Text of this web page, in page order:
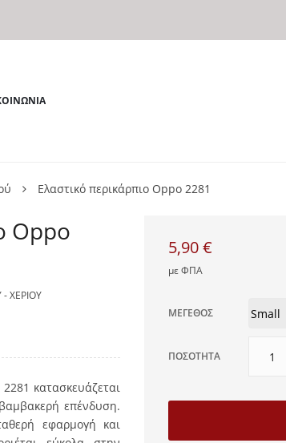
Ελαστικό περικάρπιο Oppo 2281
Oppo
ΧΕΡΙΟΎ
κατασκευάζεται
επένδυση.
εφαρμογή και
5,90 €
με ΦΠΑ
ΜΈΓΕΘΟΣ
ΠΟΣΌΤΗΤΑ